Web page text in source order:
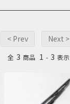
< Prev Next >
全 3 商品 1 - 3 表示